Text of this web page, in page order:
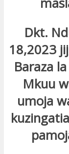
Dkt.
18,2023
Baraza
Mkuu
umoja